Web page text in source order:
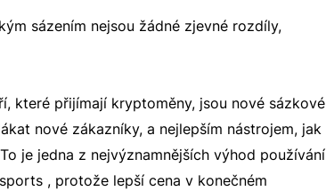
sázením nejsou žádné zjevné rozdíly,
které přijímají kryptoměny, jsou nové sázkové
nové zákazníky, a nejlepším nástrojem, jak
je jedna z nejvýznamnějších výhod používání
, protože lepší cena v konečném